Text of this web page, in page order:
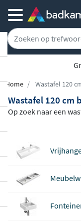
Home Wastafel 120
Wastafel 120 cm
Op zoek naar een
vind je wastafels en
Luca Sanitair, in
intjes voor de